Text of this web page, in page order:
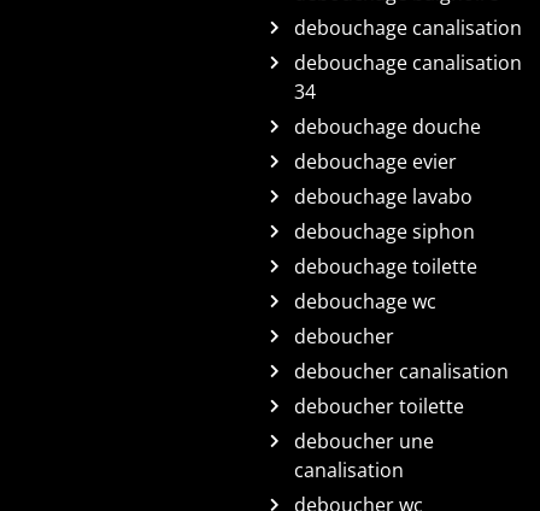
debouchage canalisation
debouchage canalisation
34
debouchage douche
debouchage evier
debouchage lavabo
debouchage siphon
debouchage toilette
debouchage wc
deboucher
deboucher canalisation
deboucher toilette
deboucher une
canalisation
deboucher wc